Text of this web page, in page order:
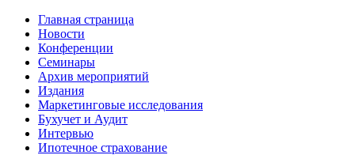
Главная страница
Новости
Конференции
Семинары
Архив мероприятий
Издания
Маркетинговые исследования
Бухучет и Аудит
Интервью
Ипотечное страхование